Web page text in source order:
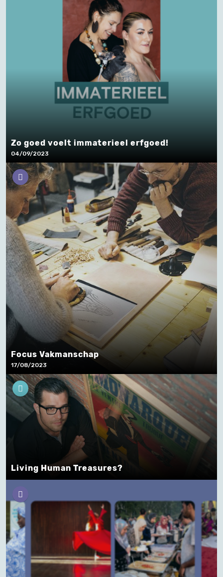
Zo goed voelt immaterieel erfgoed!
04/09/2023
Focus Vakmanschap
17/08/2023
Living Human Treasures?